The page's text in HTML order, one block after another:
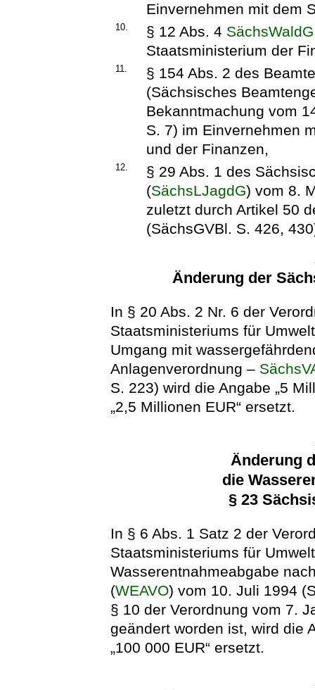
Einvernehmen mit dem
10. § 12 Abs. 4 SächsWaldG
Staatsministerium der
11.
§ 154 Abs. 2 des
(Sächsisches
Bekanntmachung vom
S. 7) im Einvernehmen
und der Finanzen,
12.
§ 29 Abs. 1 des
(SächsLJagdG) vom 8.
zuletzt durch Artikel 50
(SächsGVBl. S. 426,
Änderung der
In § 20 Abs. 2 Nr. 6 der
Staatsministeriums für
Umgang mit
Anlagenverordnung –
S. 223) wird die Angabe „5
„2,5 Millionen EUR“ ersetzt.
Änderung
die
§ 23
In § 6 Abs. 1 Satz 2 der
Staatsministeriums für
Wasserentnahmeabgabe
(WEAVO) vom 10. Juli 1994
§ 10 der Verordnung vom 7.
geändert worden ist, wird die
„100 000 EUR“ ersetzt.